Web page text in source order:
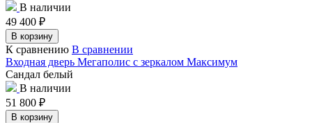
В наличии
49 400 ₽
В корзину
К сравнению В сравнении
Входная дверь Мегаполис с зеркалом Максимум
Сандал белый
В наличии
51 800 ₽
В корзину